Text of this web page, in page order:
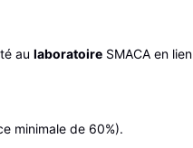
au laboratoire SMACA en lien
minimale de 60%).